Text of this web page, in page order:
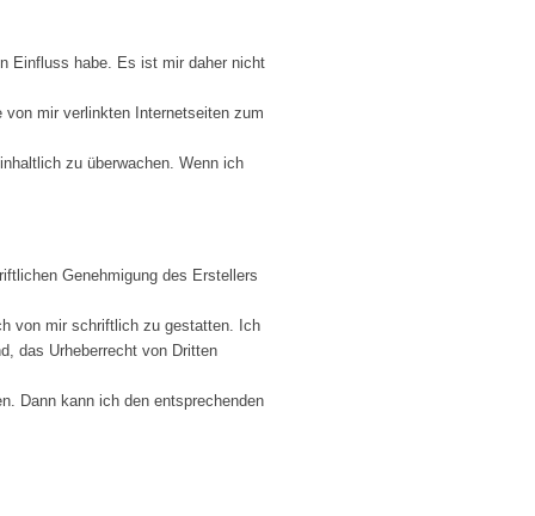
Einfluss habe. Es ist mir daher nicht
von mir verlinkten Internetseiten zum
zu überwachen. Wenn ich
Genehmigung des Erstellers
von mir schriftlich zu gestatten. Ich
das Urheberrecht von Dritten
Dann kann ich den entsprechenden